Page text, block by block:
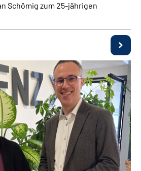
Schömig zum 25-jährigen